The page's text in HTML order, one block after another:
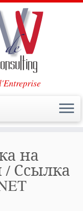
на
Ссылка